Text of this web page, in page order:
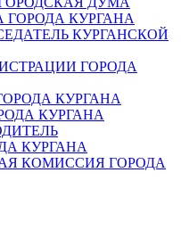
КУРГАНА
КУРГАНСКОЙ
ГОРОДА
КУРГАНА
КУРГАНА
КУРГАНА
КОМИССИЯ ГОРОДА